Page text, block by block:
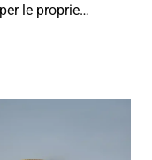
le proprie…